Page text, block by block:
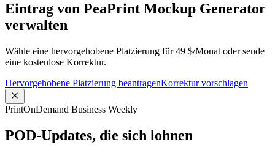
Eintrag von PeaPrint Mockup Generator
verwalten
Wähle eine hervorgehobene Platzierung für 49 $/Monat oder sende
eine kostenlose Korrektur.
Hervorgehobene Platzierung beantragenKorrektur vorschlagen
PrintOnDemand Business Weekly
POD-Updates, die sich lohnen